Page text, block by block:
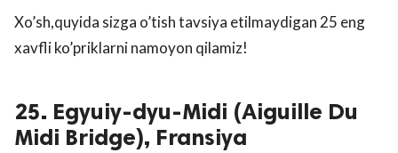
Xo’sh,quyida sizga o’tish tavsiya etilmaydigan 25 eng
xavfli ko’priklarni namoyon qilamiz!
25. Egyuiy-dyu-Midi (Aiguille Du
Midi Bridge), Fransiya